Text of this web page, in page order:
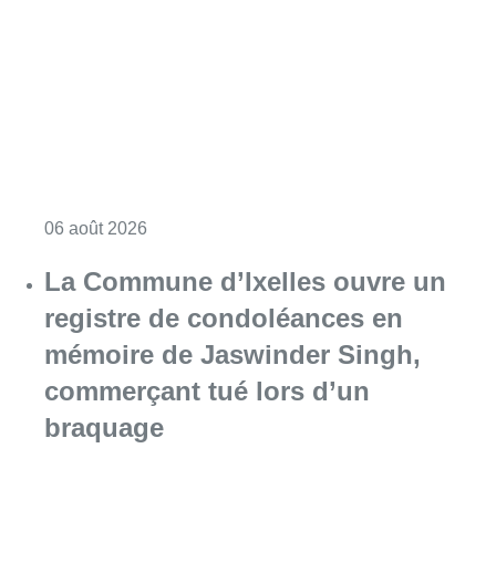
06 août 2026
La Commune d’Ixelles ouvre un
registre de condoléances en
mémoire de Jaswinder Singh,
commerçant tué lors d’un
braquage